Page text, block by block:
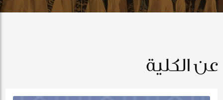
عن الكلية